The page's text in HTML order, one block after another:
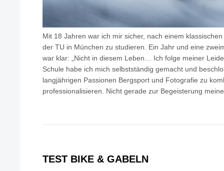
Mit 18 Jahren war ich mir sicher, nach einem
der TU in München zu studieren. Ein Jahr und eine
war klar: „Nicht in diesem Leben… Ich folge meiner
Schule habe ich mich selbstständig gemacht und
langjährigen Passionen Bergsport und Fotografie zu
professionalisieren. Nicht gerade zur Begeisterung
TEST BIKE & GABELN